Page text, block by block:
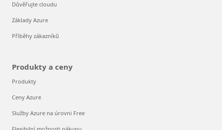
Důvěřujte cloudu
Základy Azure
Příběhy zákazníků
Produkty a ceny
Produkty
Ceny Azure
Služby Azure na úrovni Free